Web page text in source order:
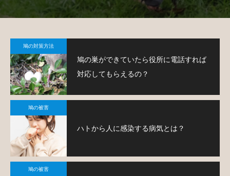
鳩の対策方法
鳩の巣ができていたら役所に電話すれば
対応してもらえるの？
鳩の被害
ハトから人に感染する病気とは？
鳩の被害